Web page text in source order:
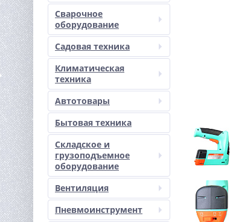
Сварочное
оборудование
Садовая техника
Климатическая
техника
Автотовары
Бытовая техника
Складское и
грузоподъемное
оборудование
Вентиляция
Пневмоинструмент